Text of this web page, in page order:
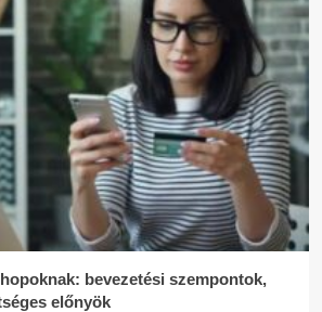
bevezetési szempontok,
előnyök